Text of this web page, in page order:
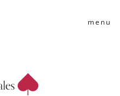
menu